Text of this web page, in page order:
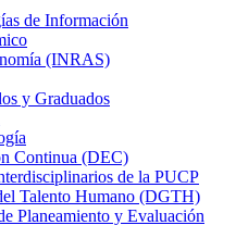
de Información
(INRAS)
y Graduados
Continua (DEC)
de la PUCP
Talento Humano (DGTH)
Planeamiento y Evaluación